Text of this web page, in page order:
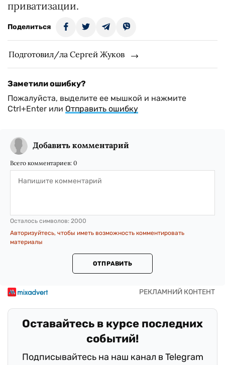
приватизации.
Поделиться
Подготовил/ла Сергей Жуков
Заметили ошибку?
Пожалуйста, выделите ее мышкой и нажмите
Ctrl+Enter или Отправить ошибку
Добавить комментарий
Всего комментариев: 0
Осталось символов: 2000
Авторизуйтесь, чтобы иметь возможность комментировать
материалы
ОТПРАВИТЬ
Оставайтесь в курсе последних
событий!
Подписывайтесь на наш канал в Telegram